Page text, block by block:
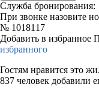
Служба бронирования:
При звонке назовите
№ 1018117
Добавить в избранное
избранного
Гостям нравится это
837 человек добавили